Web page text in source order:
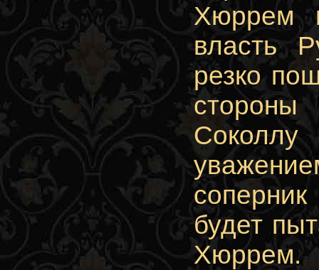
Хюррем
власть
резко
стороны
будет
Хюррем.